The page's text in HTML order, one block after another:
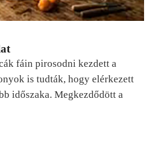
fáin pirosodni kezdett a
is tudták, hogy elérkezett
időszaka. Megkezdődött a